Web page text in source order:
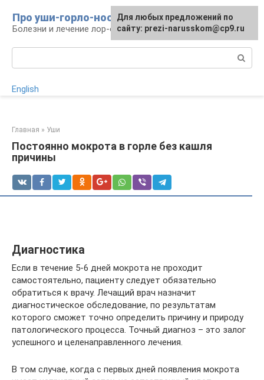
контенту
Про уши-горло-нос
Болезни и лечение лор-органов
English
Главная » Уши
Постоянно мокрота в горле без кашля
причины
Диагностика
Если в течение 5-6 дней мокрота не проходит
самостоятельно, пациенту следует обязательно
обратиться к врачу. Лечащий врач назначит
диагностическое обследование, по результатам
которого сможет точно определить причину и природу
патологического процесса. Точный диагноз – это залог
успешного и целенаправленного лечения.
В том случае, когда с первых дней появления мокрота
Для любых предложений по
сайту: prezi-narusskom@cp9.ru